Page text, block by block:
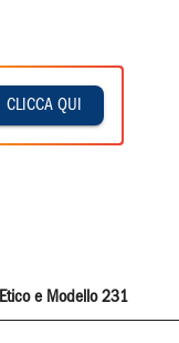
CLICCA QUI
e Modello 231